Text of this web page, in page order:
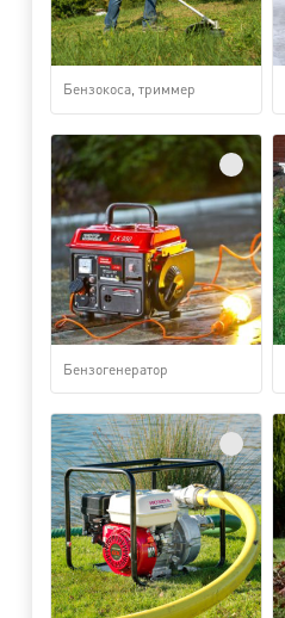
Бензокоса, триммер
Бензогенератор